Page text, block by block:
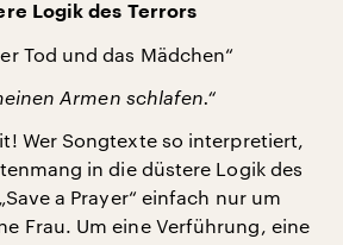
Logik des Terrors
Tod und das Mädchen“
Armen schlafen.“
Wer Songtexte so interpretiert,
in die düstere Logik des
a Prayer“ einfach nur um
Frau. Um eine Verführung, eine